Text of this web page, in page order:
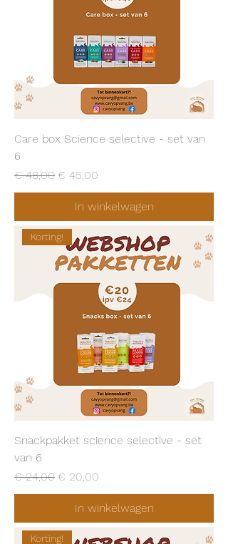
Care box Science selective - set van
6
Normale prijs
€ 48,00 Verkoopprijs
€ 45,00
In winkelwagen
Korting!
Snackpakket science selective - set
van 6
Normale prijs
€ 24,00 Verkoopprijs
€ 20,00
In winkelwagen
Korting!